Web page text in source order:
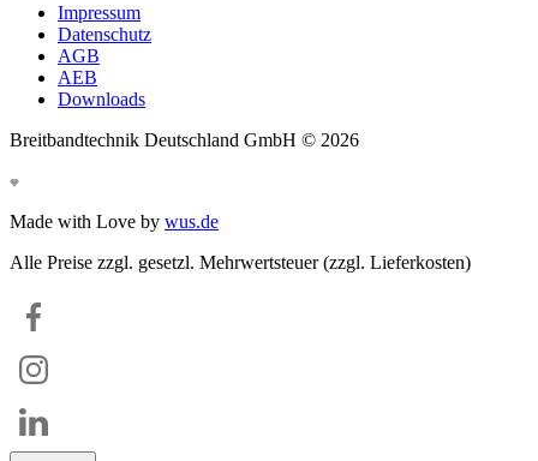
Impressum
Datenschutz
AGB
AEB
Downloads
Breitbandtechnik Deutschland GmbH © 2026
Made with Love by wus.de
Alle Preise zzgl. gesetzl. Mehrwertsteuer (zzgl. Lieferkosten)